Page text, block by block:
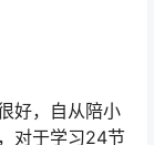
好，自从陪小
对于学习24节